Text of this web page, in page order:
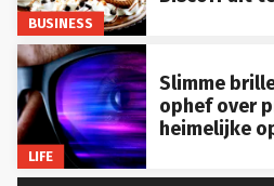
BUSINESS
LIFE
Slimme
ophef over
heimelijke